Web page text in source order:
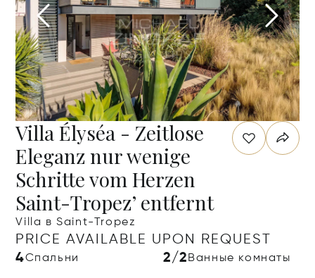
Villa Élyséa - Zeitlose
Eleganz nur wenige
Schritte vom Herzen
Saint-Tropez’ entfernt
Villa в Saint-Tropez
PRICE AVAILABLE UPON REQUEST
4Спальни 2/2 Ванные комнаты